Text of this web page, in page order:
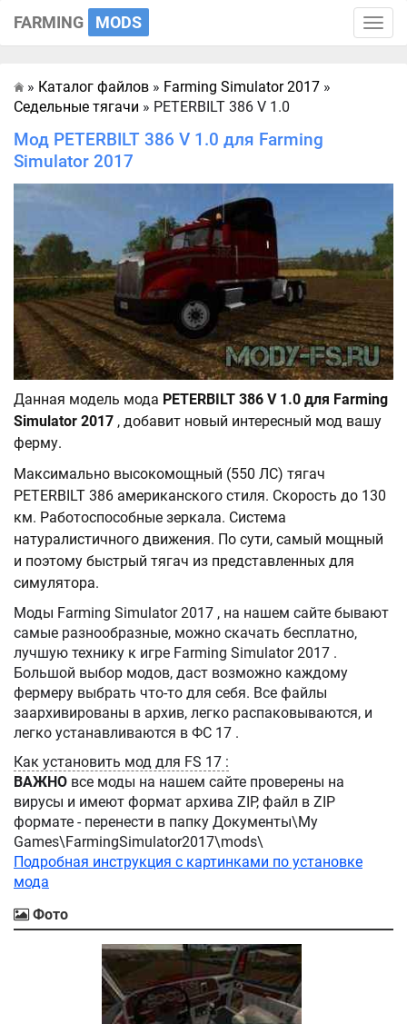
Toggle
FARMING MODS
Главная
» Каталог файлов » Farming Simulator 2017 »
Седельные тягачи » PETERBILT 386 V 1.0
Мод PETERBILT 386 V 1.0 для Farming
Simulator 2017
Данная модель мода PETERBILT 386 V 1.0 для Farming
Simulator 2017 , добавит новый интересный мод вашу
ферму.
Максимально высокомощный (550 ЛС) тягач
PETERBILT 386 американского стиля. Скорость до 130
км. Работоспособные зеркала. Система
натуралистичного движения. По сути, самый мощный
и поэтому быстрый тягач из представленных для
симулятора.
Моды Farming Simulator 2017 , на нашем сайте бывают
самые разнообразные, можно скачать бесплатно,
лучшую технику к игре Farming Simulator 2017 .
Большой выбор модов, даст возможно каждому
фермеру выбрать что-то для себя. Все файлы
заархивированы в архив, легко распаковываются, и
легко устанавливаются в ФС 17 .
Как установить мод для FS 17 :
ВАЖНО все моды на нашем сайте проверены на
вирусы и имеют формат архива ZIP, файл в ZIP
формате - перенести в папку Документы\My
Games\FarmingSimulator2017\mods\
Подробная инструкция с картинками по установке
мода
Фото